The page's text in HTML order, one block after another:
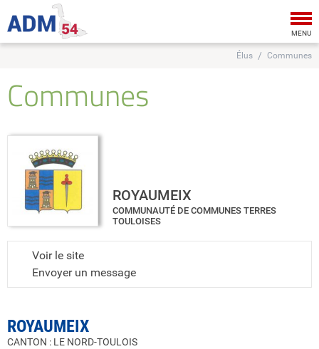
MENU
Élus Communes
Communes
ROYAUMEIX
COMMUNAUTÉ DE COMMUNES TERRES
TOULOISES
Voir le site
Envoyer un message
ROYAUMEIX
CANTON : LE NORD-TOULOIS